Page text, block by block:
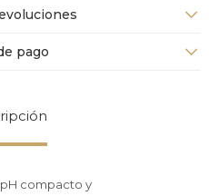
pago
compacto y